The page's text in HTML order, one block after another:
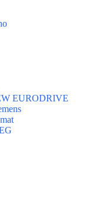
EURODRIVE